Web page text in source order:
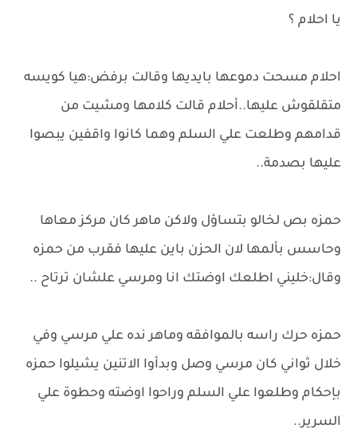
يا احلام ؟
احلام مسحت دموعها بايديها وقالت برفض:هيا كويسه
متقلقوش عليها..أحلام قالت كلامها ومشيت من
قدامهم وطلعت علي السلم وهما كانوا واقفين يبصوا
عليها بصدمة..
حمزه بص لخالو بتساؤل ولاكن ماهر كان مركز معاها
وحاسس بألمها لان الحزن باين عليها فقرب من حمزه
وقال:خليني اطلعك اوضتك انا ومرسي علشان ترتاح ..
حمزه حرك راسه بالموافقه وماهر نده علي مرسي وفي
خلال ثواني كان مرسي وصل وبدأوا الاتنين يشيلوا حمزه
بإحكام وطلعوا علي السلم وراحوا اوضته وحطوة علي
السرير..